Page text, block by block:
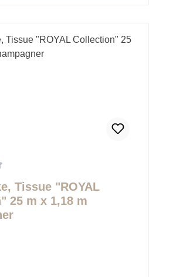
Tissue "ROYAL
25 m x 1,18 m